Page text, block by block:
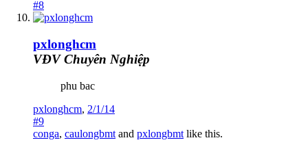
#8
pxlonghcm
VĐV Chuyên Nghiệp
phu bac
pxlonghcm, 2/1/14
#9
conga, caulongbmt and pxlongbmt like this.